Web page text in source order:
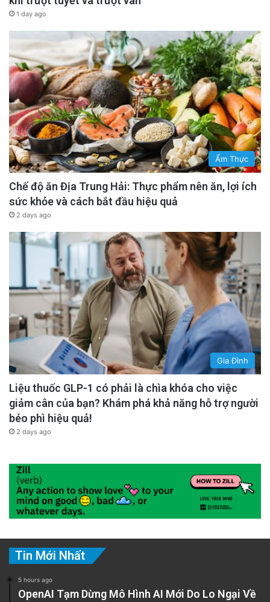
1 day ago
Ẩm Thực
Chế độ ăn Địa Trung Hải: Thực phẩm nên ăn, lợi ích
sức khỏe và cách bắt đầu hiệu quả
2 days ago
Gia Đình
Liệu thuốc GLP-1 có phải là chìa khóa cho việc
giảm cân của bạn? Khám phá khả năng hỗ trợ người
béo phì hiệu quả!
2 days ago
Tin Mới Nhất
5 hours ago
OpenAI Tạm Dừng Mô Hình AI Mới Do Lo Ngại Về